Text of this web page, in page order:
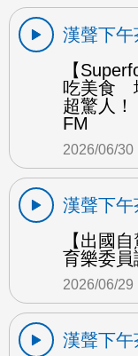
漢聲下午
【
吃美食
超驚人
FM
2026/06/30
漢聲下午
【出國
育樂委員
2026/06/29
漢聲下午